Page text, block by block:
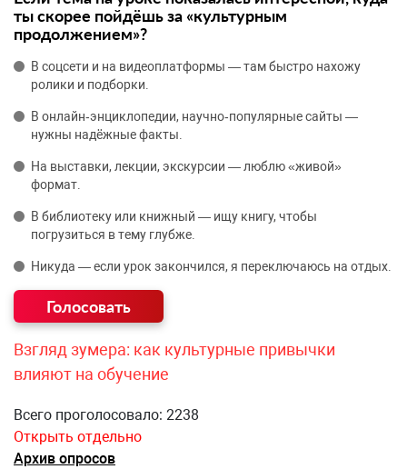
ты скорее пойдёшь за «культурным
продолжением»?
В соцсети и на видеоплатформы — там быстро нахожу
ролики и подборки.
В онлайн‑энциклопедии, научно‑популярные сайты —
нужны надёжные факты.
На выставки, лекции, экскурсии — люблю «живой»
формат.
В библиотеку или книжный — ищу книгу, чтобы
погрузиться в тему глубже.
Никуда — если урок закончился, я переключаюсь на отдых.
Взгляд зумера: как культурные привычки
влияют на обучение
Всего проголосовало: 2238
Открыть отдельно
Архив опросов